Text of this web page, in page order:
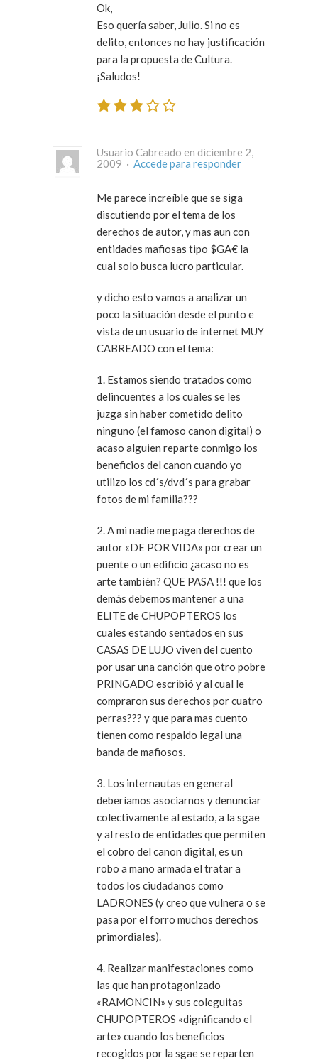
Ok,
Eso quería saber, Julio. Si no es
delito, entonces no hay justificación
para la propuesta de Cultura.
¡Saludos!
Usuario Cabreado en diciembre 2,
2009 · Accede para responder
Me parece increíble que se siga
discutiendo por el tema de los
derechos de autor, y mas aun con
entidades mafiosas tipo $GA€ la
cual solo busca lucro particular.
y dicho esto vamos a analizar un
poco la situación desde el punto e
vista de un usuario de internet MUY
CABREADO con el tema:
1. Estamos siendo tratados como
delincuentes a los cuales se les
juzga sin haber cometido delito
ninguno (el famoso canon digital) o
acaso alguien reparte conmigo los
beneficios del canon cuando yo
utilizo los cd´s/dvd´s para grabar
fotos de mi familia???
2. A mi nadie me paga derechos de
autor «DE POR VIDA» por crear un
puente o un edificio ¿acaso no es
arte también? QUE PASA !!! que los
demás debemos mantener a una
ELITE de CHUPOPTEROS los
cuales estando sentados en sus
CASAS DE LUJO viven del cuento
por usar una canción que otro pobre
PRINGADO escribió y al cual le
compraron sus derechos por cuatro
perras??? y que para mas cuento
tienen como respaldo legal una
banda de mafiosos.
3. Los internautas en general
deberíamos asociarnos y denunciar
colectivamente al estado, a la sgae
y al resto de entidades que permiten
el cobro del canon digital, es un
robo a mano armada el tratar a
todos los ciudadanos como
LADRONES (y creo que vulnera o se
pasa por el forro muchos derechos
primordiales).
4. Realizar manifestaciones como
las que han protagonizado
«RAMONCIN» y sus coleguitas
CHUPOPTEROS «dignificando el
arte» cuando los beneficios
recogidos por la sgae se reparten